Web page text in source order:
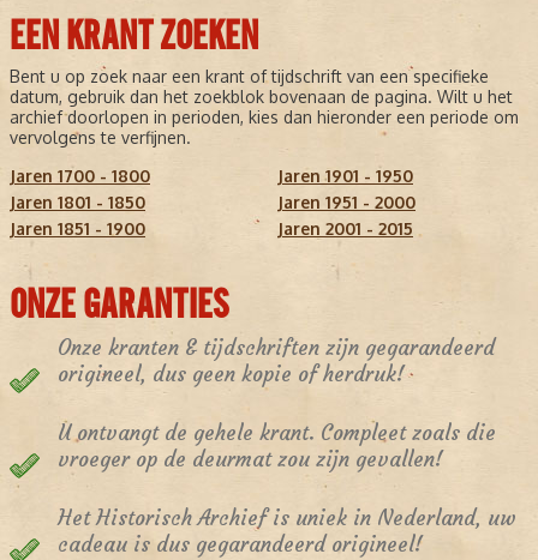
EEN KRANT ZOEKEN
Bent u op zoek naar een krant of tijdschrift van een specifieke
datum, gebruik dan het zoekblok bovenaan de pagina. Wilt u het
archief doorlopen in perioden, kies dan hieronder een periode om
vervolgens te verfijnen.
Jaren 1700 - 1800
Jaren 1801 - 1850
Jaren 1851 - 1900
Jaren 1901 - 1950
Jaren 1951 - 2000
Jaren 2001 - 2015
ONZE GARANTIES
Onze kranten & tijdschriften zijn gegarandeerd
origineel, dus geen kopie of herdruk!
U ontvangt de gehele krant. Compleet zoals die
vroeger op de deurmat zou zijn gevallen!
Het Historisch Archief is uniek in Nederland, uw
cadeau is dus gegarandeerd origineel!